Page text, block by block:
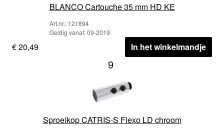
BLANCO Cartouche 35 mm HD KE
Art.nr.: 121894
Geldig vanaf: 09-2019
€ 20,49 In het winkelmandje
9
Sproeikop CATRIS-S Flexo LD chroom